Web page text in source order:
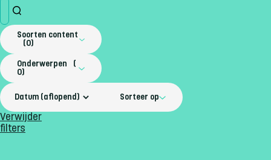
Soorten content
0
Onderwerpen
0
Sorteer op
Verwijder
filters